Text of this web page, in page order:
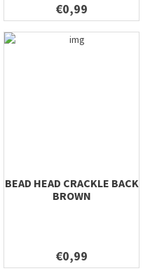
€0,99
BEAD HEAD CRACKLE BACK
BROWN
€0,99